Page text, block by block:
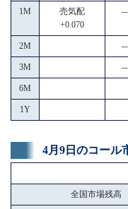
1M
売気配
+0.070
2M
3M
6M
1Y
4月9日のコール
全国市場残高